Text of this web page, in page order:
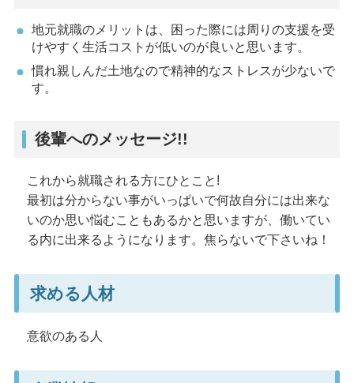
地元就職のメリットは、困った際には周りの支援を受
けやすく生活コストが低いのが良いと思います。
慣れ親しんだ土地なので精神的なストレスが少ないで
す。
後輩へのメッセージ!!
これから就職される方にひとこと!
最初は分からない事がいっぱいで何故自分には出来な
いのか思い悩むこともあるかと思いますが、働いてい
る内に出来るようになります。焦らないで下さいね！
求める人材
意欲のある人